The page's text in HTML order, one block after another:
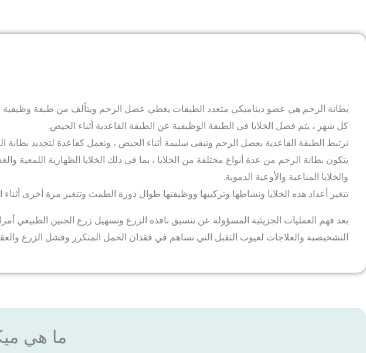
بطانة الرحم هي عضو ديناميكي متعدد الطبقات يغطي عضل الرحم ويتألف من طبقة وظيفية
كل شهر ، يتم فصل الخلايا في الطبقة الوظيفية عن الطبقة القاعدية أثناء الحيض.
ترتبط الطبقة القاعدية بعضل الرحم وتبقى سليمة أثناء الحيض ، وتعمل كقاعدة لتجديد بطانة
يتكون بطانة الرحم من عدة أنواع مختلفة من الخلايا ، بما في ذلك الخلايا الظهارية اللمعية
والخلايا المناعية والأوعية الدموية.
تتغير أعداد هذه الخلايا ونشاطها وتركيبها ووظيفتها طوال دورة الطمث وتتغير مرة أخرى أثناء
يعد فهم العمليات الجزيئية المسؤولة عن تنسيق نافذة الزرع وتسهيل زرع الجنين الطبيعي أمرا
التشخيصية والعلاجات لعيوب التقبل التي تساهم في فقدان الحمل المتكرر وفشل الزرع
ما هي